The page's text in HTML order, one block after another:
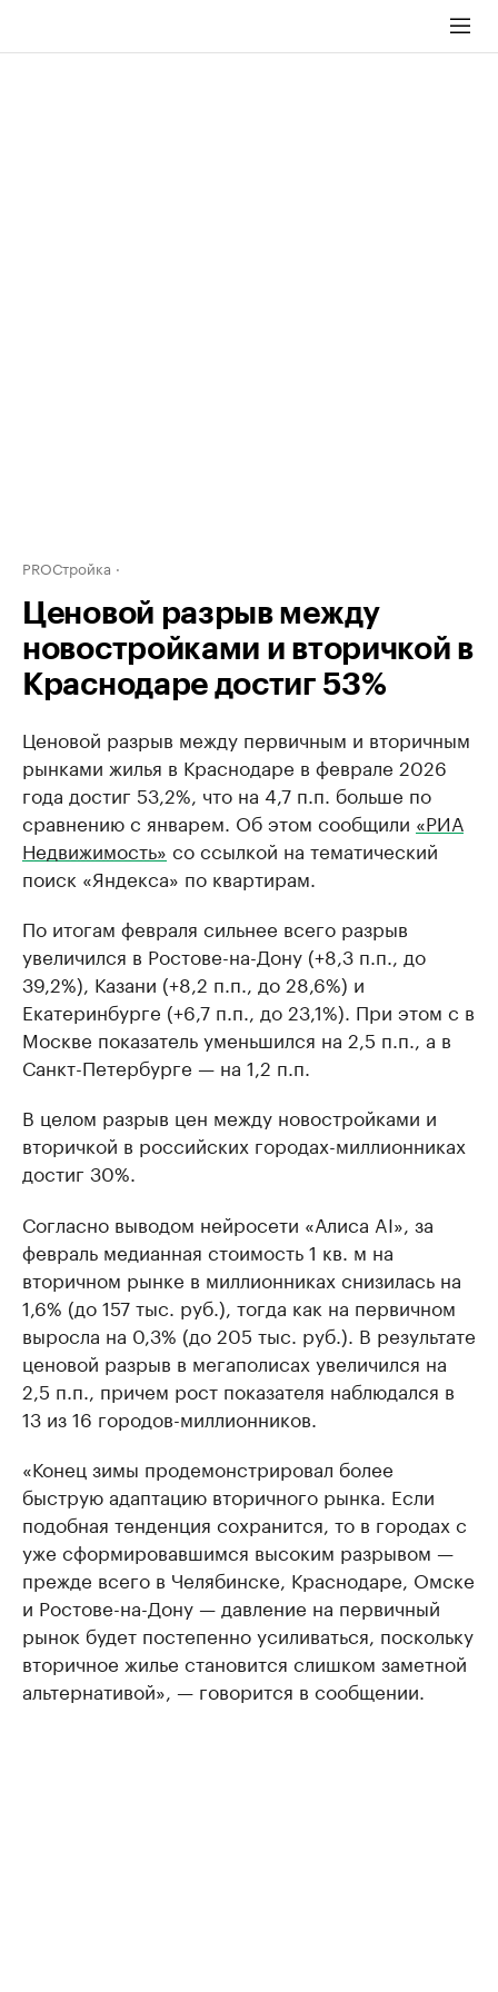
PROСтройка
Ценовой разрыв между
новостройками и вторичкой в
Краснодаре достиг 53%
Ценовой разрыв между первичным и вторичным
рынками жилья в Краснодаре в феврале 2026
года достиг 53,2%, что на 4,7 п.п. больше по
сравнению с январем. Об этом сообщили «РИА
Недвижимость» со ссылкой на тематический
поиск «Яндекса» по квартирам.
По итогам февраля сильнее всего разрыв
увеличился в Ростове-на-Дону (+8,3 п.п., до
39,2%), Казани (+8,2 п.п., до 28,6%) и
Екатеринбурге (+6,7 п.п., до 23,1%). При этом с в
Москве показатель уменьшился на 2,5 п.п., а в
Санкт-Петербурге — на 1,2 п.п.
В целом разрыв цен между новостройками и
вторичкой в российских городах-миллионниках
достиг 30%.
Согласно выводом нейросети «Алиса AI», за
февраль медианная стоимость 1 кв. м на
вторичном рынке в миллионниках снизилась на
1,6% (до 157 тыс. руб.), тогда как на первичном
выросла на 0,3% (до 205 тыс. руб.). В результате
ценовой разрыв в мегаполисах увеличился на
2,5 п.п., причем рост показателя наблюдался в
13 из 16 городов-миллионников.
«Конец зимы продемонстрировал более
быструю адаптацию вторичного рынка. Если
подобная тенденция сохранится, то в городах с
уже сформировавшимся высоким разрывом —
прежде всего в Челябинске, Краснодаре, Омске
и Ростове-на-Дону — давление на первичный
рынок будет постепенно усиливаться, поскольку
вторичное жилье становится слишком заметной
альтернативой», — говорится в сообщении.